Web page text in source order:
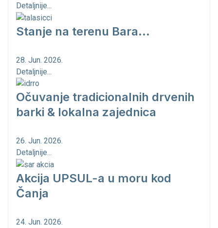
Detaljnije...
Stanje na terenu Bara...
28. Jun. 2026.
Detaljnije...
Očuvanje tradicionalnih drvenih
barki & lokalna zajednica
26. Jun. 2026.
Detaljnije...
Akcija UPSUL-a u moru kod
Čanja
24. Jun. 2026.